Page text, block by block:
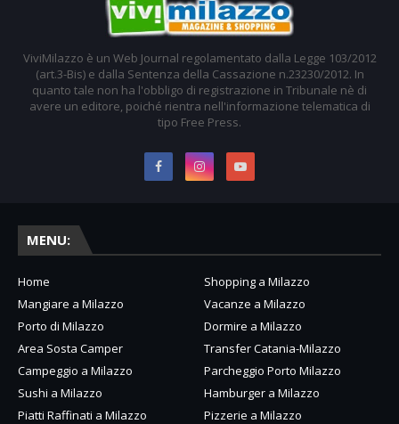
ViviMilazzo è un Web Journal regolamentato dalla Legge 103/2012
(art.3-Bis) e dalla Sentenza della Cassazione n.23230/2012. In
quanto tale non ha l'obbligo di registrazione in Tribunale nè di
avere un editore, poiché rientra nell'informazione telematica di
tipo Free Press.
MENU:
Home
Shopping a Milazzo
Mangiare a Milazzo
Vacanze a Milazzo
Porto di Milazzo
Dormire a Milazzo
Area Sosta Camper
Transfer Catania-Milazzo
Campeggio a Milazzo
Parcheggio Porto Milazzo
Sushi a Milazzo
Hamburger a Milazzo
Piatti Raffinati a Milazzo
Pizzerie a Milazzo